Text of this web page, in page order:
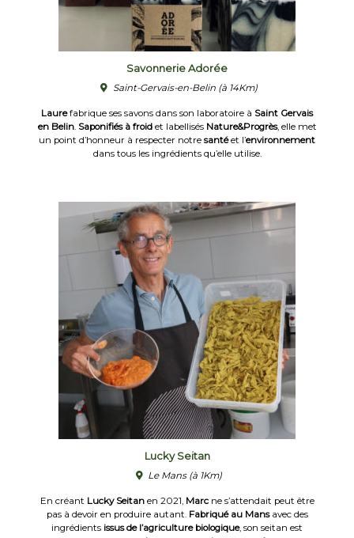
Savonnerie Adorée
Saint-Gervais-en-Belin(à 14Km)
Laurefabrique ses savons dans son laboratoire à Saint Gervais
en Belin. Saponifiés à froidet labellisés Nature&Progrès, elle met
un point d’honneur à respecter notre santéet l’environnement
dans tous les ingrédients qu’elle utilise.
Lucky Seitan
Le Mans(à 1Km)
En créant Lucky Seitanen 2021, Marcne s’attendait peut être
pas à devoir en produire autant. Fabriqué au Mansavec des
ingrédients issus de l’agriculture biologique, son seitan est